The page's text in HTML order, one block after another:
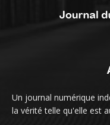
Un journal numérique
la vérité telle qu'elle est